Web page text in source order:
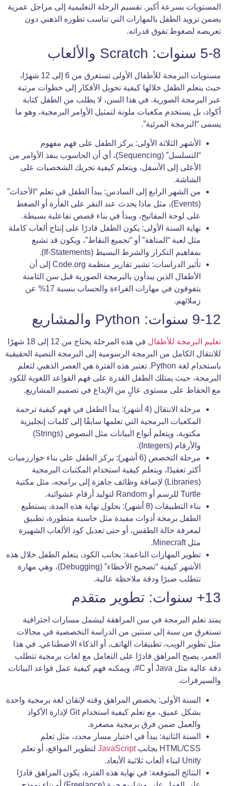
المستويات بسرعة أكبر. تقسيم الرحلة التعليمية إلى مراحل عمرية
يضمن تزويد الطفل بالمهارات التي تناسب تطوره الذهني دون
تعريضه لضغوط تفوق قدراته.
5-8 سنوات: Scratch والألعاب
مستويات البرمجة للأطفال الأولى تستغرق من 6 إلى 12 شهرًا،
حيث يتعلم الطفل خلالها كيفية تحويل الأفكار إلى خطوات مرتبة
عبر البرمجة الصورية. في هذا السن، لا يطلب من الطفل كتابة
أكواد، بل يستخدم مكعبات ملونة لتمثيل الأوامر البرمجية، وهو ما
يسمى “البرمجة المرئية”.
الأشهر الثلاثة الأولى: يركز الطفل على فهم مفهوم
“التسلسل” (Sequencing)، أي أن الحاسوب ينفذ الأوامر من
الأعلى إلى الأسفل، ويتعلم كيفية تحريك الشخصيات على
الشاشة.
من الشهر الرابع إلى السادس: يبدأ الطفل في تعلم “الأحداث”
(Events)، مثل ماذا يحدث عند النقر على الفأرة أو الضغط
على لوحة المفاتيح، ويبدأ في بناء قصص تفاعلية بسيطة.
نهاية السنة الأولى: يكون الطفل قادرًا على إنتاج ألعاب كاملة
مثل لعبة “المتاهة” أو “تجميع النقاط”، ويكون قد تشبع
بمفاهيم التكرار والشرط البسيط (If-Statements).
تأثير الدراسات: تشير تقارير منظمة Code.org إلى أن
الأطفال الذين يبدأون بالبرمجة الصورية قبل سن الثامنة
يتفوقون في مهارات القراءة والحساب بنسبة 17% عن
زملائهم.
9-12 سنوات: Python والمشاريع
تعليم البرمجة للأطفال
في هذه المرحلة يحتاج من 12 إلى 18 شهرًا
للانتقال الكامل من البرمجة الرسومية إلى البرمجة النصية الحقيقية
باستخدام لغة Python. تعتبر هذه الفترة هي العصر الذهبي لتعلم
البرمجة، حيث يمتلك الطفل القدرة على فهم القواعد اللغوية للكود
مع الحفاظ على مستوى عالٍ من الإبداع في تصميم المشاريع.
مرحلة الانتقال (4 أشهر): يبدأ الطفل في فهم كيفية ترجمة
المكعبات البرمجية التي تعلمها سابقًا إلى كلمات إنجليزية
مكتوبة، ويتعلم أنواع البيانات مثل النصوص (Strings)
والأرقام (Integers).
مرحلة التخصص (6 أشهر): يركز الطفل على بناء خوارزميات
أكثر تعقيدًا، ويتعلم كيفية استخدام المكتبات البرمجية
(Libraries) لإضافة وظائف جاهزة إلى برامجه، مثل مكتبة
Turtle للرسم أو Random لتوليد أرقام عشوائية.
بناء التطبيقات (8 أشهر): بحلول نهاية هذه المدة، يستطيع
الطفل برمجة أدوات مفيدة مثل حاسبة متطورة، تطبيق
لمعرفة حالة الطقس، أو حتى تعديل كود الألعاب الشهيرة
مثل Minecraft.
تطوير المهارات الناعمة: بجانب الكود، يتعلم الطفل خلال هذه
الأشهر كيفية “تصحيح الأخطاء” (Debugging)، وهي مهارة
تتطلب صبرًا ودقة ملاحظة عالية.
13+ سنوات: تطوير متقدم
يمتد تعلم البرمجة في سن المراهقة ليشمل مسارات احترافية
تستغرق من سنة إلى سنتين من الدراسة التخصصية في مجالات
مثل تطوير الويب، تطبيقات الهاتف، أو الذكاء الاصطناعي. في هذا
العمر، يصبح المراهق قادرًا على التعامل مع لغات برمجية تتطلب
دقة عالية مثل Java أو C#، ويمكنه فهم كيفية عمل قواعد البيانات
والسيرفرات.
السنة الأولى: يخصص المراهق وقته لإتقان لغة برمجية واحدة
بشكل عميق، مع تعلم كيفية استخدام Git لإدارة الأكواد
والعمل ضمن فرق برمجية مصغرة.
السنة الثانية: يبدأ في اختيار مسار محدد، مثل تعلم
HTML/CSS بجانب
JavaScript لتطوير المواقع، أو تعلم
Unity لبناء ألعاب ثلاثية الأبعاد.
النتائج المتوقعة: في نهاية هذه الفترة، يكون المراهق قادرًا